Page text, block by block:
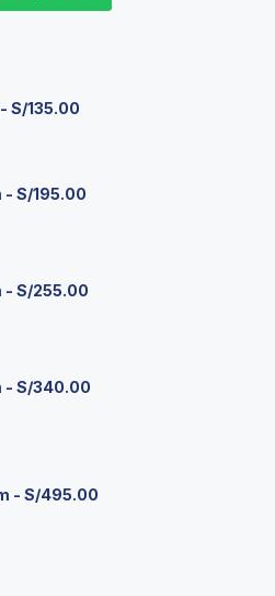
- S/135.00
- S/195.00
- S/255.00
- S/340.00
- S/495.00